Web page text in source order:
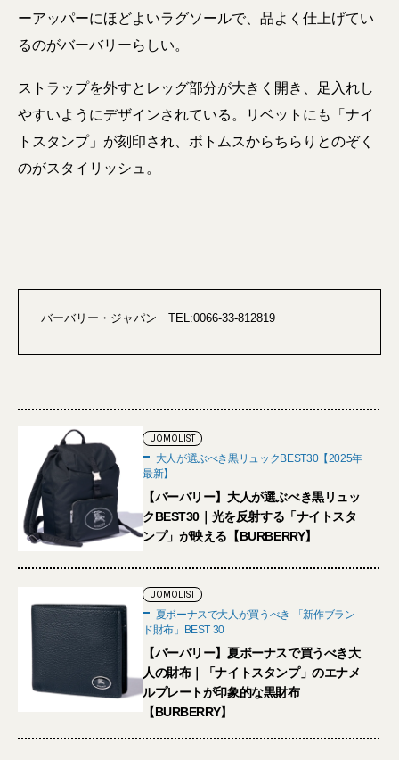
ーアッパーにほどよいラグソールで、品よく仕上げてい
るのがバーバリーらしい。
ストラップを外すとレッグ部分が大きく開き、足入れし
やすいようにデザインされている。リベットにも「ナイ
トスタンプ」が刻印され、ボトムスからちらりとのぞく
のがスタイリッシュ。
バーバリー・ジャパン TEL:0066-33-812819
UOMOLIST
大人が選ぶべき黒リュックBEST30【2025年
最新】
【バーバリー】大人が選ぶべき黒リュッ
クBEST30｜光を反射する「ナイトスタ
ンプ」が映える【BURBERRY】
UOMOLIST
夏ボーナスで大人が買うべき 「新作ブラン
ド財布」BEST 30
【バーバリー】夏ボーナスで買うべき大
人の財布｜「ナイトスタンプ」のエナメ
ルプレートが印象的な黒財布
【BURBERRY】